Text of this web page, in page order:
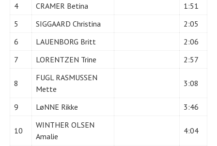
4 CRAMER Betina
1:51
5
SIGGAARD Christina
2:05
6
LAUENBORG Britt
2:06
7
LORENTZEN Trine 2:57
8
FUGL RASMUSSEN
Mette
3:08
9 LøNNE Rikke 3:46
10
WINTHER OLSEN
Amalie
4:04